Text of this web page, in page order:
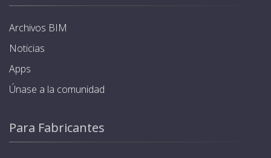
Archivos BIM
Noticias
Apps
Únase a la comunidad
Para Fabricantes